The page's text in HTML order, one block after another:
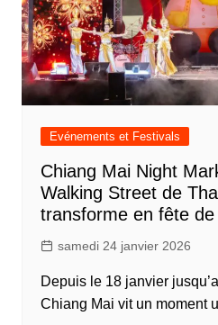
Evénements et Festivals
Chiang Mai Night
Walking Street de
transforme en fête
samedi 24 janvier 2026
Depuis le 18 janvier
Chiang Mai vit un moment